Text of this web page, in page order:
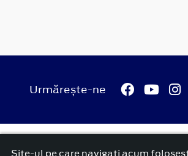
Urmărește-ne
Site-ul pe care navigați acum